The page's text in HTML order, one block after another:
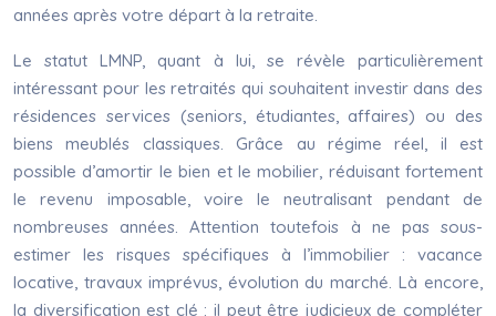
années après votre départ à la retraite.
Le statut LMNP, quant à lui, se révèle particulièrement
intéressant pour les retraités qui souhaitent investir dans des
résidences services (seniors, étudiantes, affaires) ou des
biens meublés classiques. Grâce au régime réel, il est
possible d’amortir le bien et le mobilier, réduisant fortement
le revenu imposable, voire le neutralisant pendant de
nombreuses années. Attention toutefois à ne pas sous-
estimer les risques spécifiques à l’immobilier : vacance
locative, travaux imprévus, évolution du marché. Là encore,
la diversification est clé : il peut être judicieux de compléter